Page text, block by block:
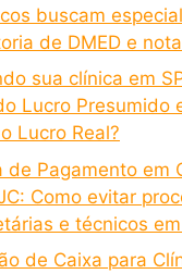
buscam
de DMED e
sua clínica em
Lucro Presumido
Lucro Real?
de Pagamento em
Como evitar
e técnicos
de Caixa para